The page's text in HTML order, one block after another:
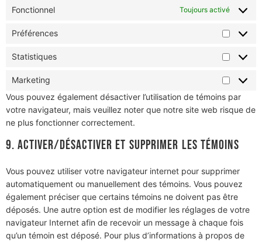
Fonctionnel Toujours activé
Préférences
Statistiques
Marketing
Vous pouvez également désactiver l’utilisation de témoins par
votre navigateur, mais veuillez noter que notre site web risque de
ne plus fonctionner correctement.
9. Activer/désactiver et supprimer les témoins
Vous pouvez utiliser votre navigateur internet pour supprimer
automatiquement ou manuellement des témoins. Vous pouvez
également préciser que certains témoins ne doivent pas être
déposés. Une autre option est de modifier les réglages de votre
navigateur Internet afin de recevoir un message à chaque fois
qu’un témoin est déposé. Pour plus d’informations à propos de